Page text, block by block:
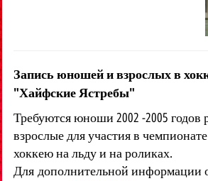
Запись юношей и взрослых в
"Хайфские Ястребы"
Требуются юноши 2002 -2005 годов
взрослые для участия в
хоккею на льду и на роликах.
Для дополнительной информации